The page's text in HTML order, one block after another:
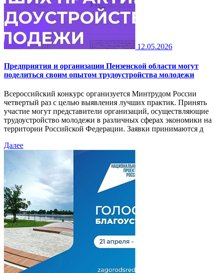
12.05.2026
Предприятия и организации Пензенской области могут
поделиться своим опытом трудоустройства молодежи
Всероссийский конкурс организуется Минтрудом России
четвертый раз с целью выявления лучших практик. Принять
участие могут представители организаций, осуществляющие
трудоустройство молодежи в различных сферах экономики на
территории Российской Федерации. Заявки принимаются д
Далее